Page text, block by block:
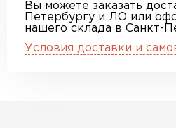
Вы можете заказать
Петербургу и ЛО или
нашего склада в Санкт-
Условия доставки и